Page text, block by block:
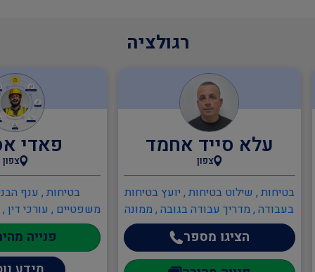
רגולציה
עלא סייד אחמד
צפון
בטיחות , שילוט בטיחות , יועץ בטיחות
בעבודה , מדריך עבודה בגובה , ממונה
בטיחות בבניה , ממונה בטיחות
בעבודה , ענף הבנייה , חשב כמויות
בניין , הנדסאי בניין , מפקחים בבנייה ,
הציגו מספר
פאדי
צפון
בטיחות , ענף
משפטיים , עורכי דין ,
עורך דין לתכנון
פנייה